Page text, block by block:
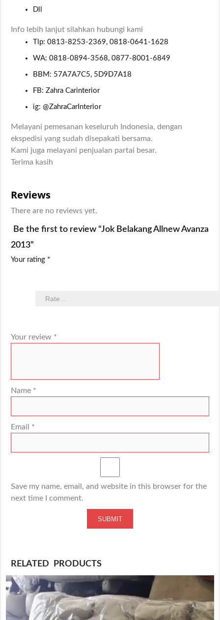
Dll
Info lebih lanjut silahkan hubungi kami
Tlp: 0813-8253-2369, 0818-0641-1628
WA: 0818-0894-3568, 0877-8001-6849
BBM: 57A7A7C5, 5D9D7A18
FB: Zahra Carinterior
ig: @ZahraCarInterior
Melayani pemesanan keseluruh Indonesia, dengan
ekspedisi yang sudah disepakati bersama.
Kami juga melayani penjualan partai besar.
Terima kasih
Reviews
There are no reviews yet.
Be the first to review “Jok Belakang Allnew Avanza
2013”
Your rating *
Your review *
Name *
Email *
Save my name, email, and website in this browser for the
next time I comment.
RELATED PRODUCTS